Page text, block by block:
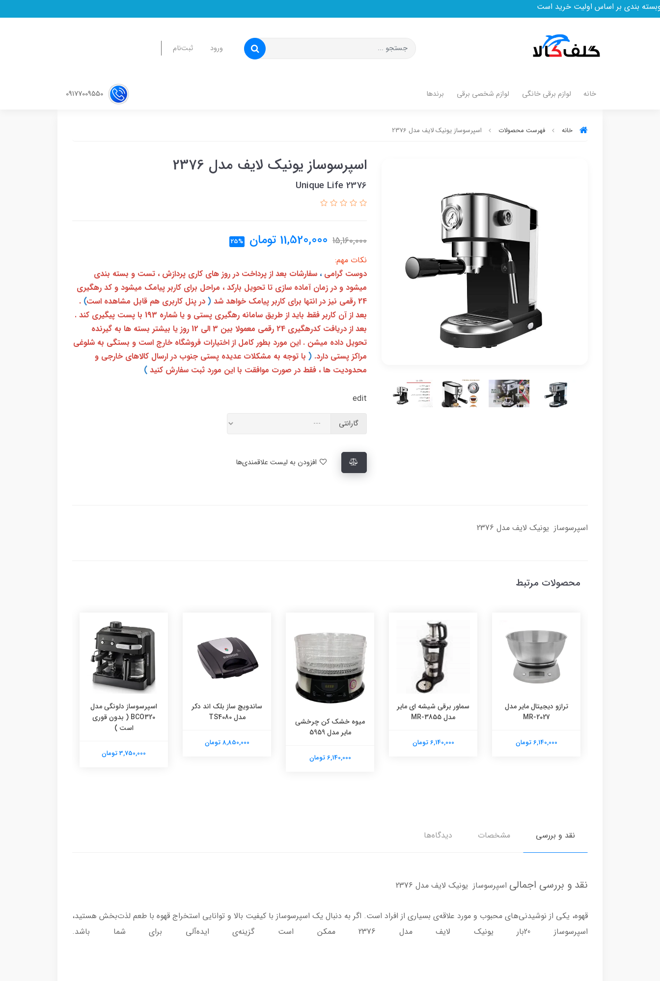
اولیت خرید است
ورود ثبت‌نام
خانه لوازم برقی خانگی لوازم شخصی برقی برندها
خانه فهرست محصولات اسپرسوساز یونیک لایف مدل 2376
اسپرسوساز یونیک لایف مدل 2376
Unique Life 2376
15,160,000
11,520,000 تومان 25%
نکات مهم:
دوست گرامی ، سفارشات بعد از پرداخت در روز های کاری پردازش ، تست و بسته بندی
میشود و در زمان آماده سازی تا تحویل بارکد ، مراحل برای کاربر پیامک میشود و کد رهگیری
24 رقمی نیز در انتها برای کاربر پیامک خواهد شد
( در پنل کاربری هم قابل مشاهده است)
.
بعد از آن کاربر فقط باید از طریق سامانه رهگیری پستی و یا شماره 193 با پست پیگیری کند .
بعد از دریافت کدرهگیری 24 رقمی معمولا بین 3 الی 12 روز یا بیشتر بسته ها به گیرنده
تحویل داده میشن . این مورد بطور کامل از اختیارات فروشگاه خارج است و بستگی به شلوغی
مراکز پستی دارد. ( با توجه به مشکلات عدیده پستی جنوب در ارسال کالاهای خارجی و
محدودیت ها ، فقط در صورت موافقت با این مورد ثبت سفارش کنید )
edit
گارانتی
اسپرسوساز یونیک لایف مدل 2376
محصولات مرتبط
سماور برقی شیشه ای مایر
مدل MR-3855
6,140,000 تومان
میوه خشک کن چرخشی
ساندویچ ساز بلک اند دکر
مدل TS4080
اسپرسوساز دلونگی مدل
BCO320 ( بدون قوری
همزن کنوود مدل HM330
7,960,000 تومان
نقد و بررسی مشخصات دیدگاه‌ها
نقد و بررسی اجمالی اسپرسوساز یونیک لایف مدل 2376
قهوه، یکی از نوشیدنی‌های محبوب و مورد علاقه‌ی بسیاری از افراد است. اگر به دنبال یک اسپرسوساز با کیفیت بالا و توانایی استخراج قهوه با طعم لذت‌بخش هستید،
اسپرسوساز 20بار یونیک لایف مدل 2376 ممکن است گزینه‌ی ایده‌آلی برای شما باشد.